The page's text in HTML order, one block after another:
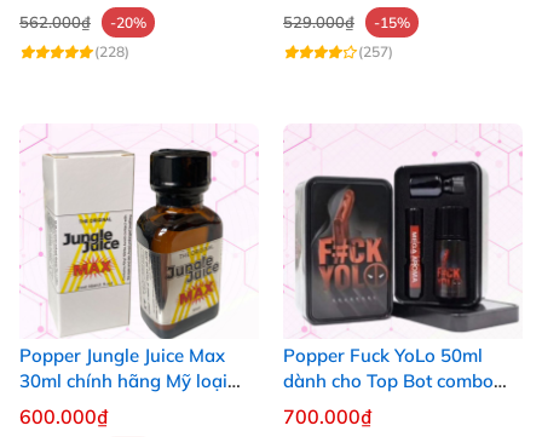
562.000₫
-20%
(228)
529.000₫
-15%
(257)
Popper Jungle Juice Max
30ml chính hãng Mỹ loại
mạnh cho Top Bot
600.000₫
Popper Fuck YoLo 50ml
dành cho Top Bot combo
hộp thiếc 40ml + 10ml
700.000₫